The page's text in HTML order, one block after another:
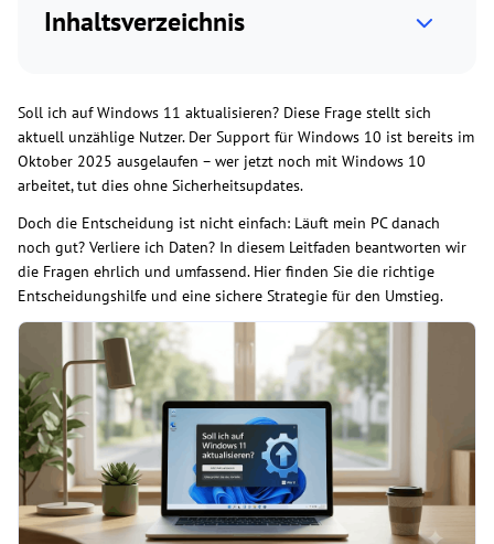
Inhaltsverzeichnis
Soll ich auf Windows 11 aktualisieren? Diese Frage stellt sich
aktuell unzählige Nutzer. Der Support für Windows 10 ist bereits im
Oktober 2025 ausgelaufen – wer jetzt noch mit Windows 10
arbeitet, tut dies ohne Sicherheitsupdates.
Doch die Entscheidung ist nicht einfach: Läuft mein PC danach
noch gut? Verliere ich Daten? In diesem Leitfaden beantworten wir
die Fragen ehrlich und umfassend. Hier finden Sie die richtige
Entscheidungshilfe und eine sichere Strategie für den Umstieg.